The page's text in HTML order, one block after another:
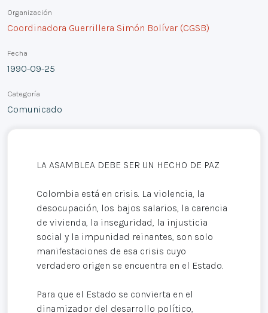
Organización
Coordinadora Guerrillera Simón Bolívar (CGSB)
Fecha
1990-09-25
Categoría
Comunicado
LA ASAMBLEA DEBE SER UN HECHO DE PAZ
Colombia está en crisis. La violencia, la
desocupación, los bajos salarios, la carencia
de vivienda, la inseguridad, la injusticia
social y la impunidad reinantes, son solo
manifestaciones de esa crisis cuyo
verdadero origen se encuentra en el Estado.
Para que el Estado se convierta en el
dinamizador del desarrollo político,